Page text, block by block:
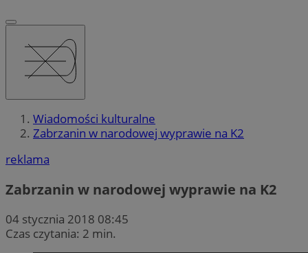
Wiadomości kulturalne
Zabrzanin w narodowej wyprawie na K2
reklama
Zabrzanin w narodowej wyprawie na K2
04 stycznia 2018 08:45
Czas czytania: 2 min.